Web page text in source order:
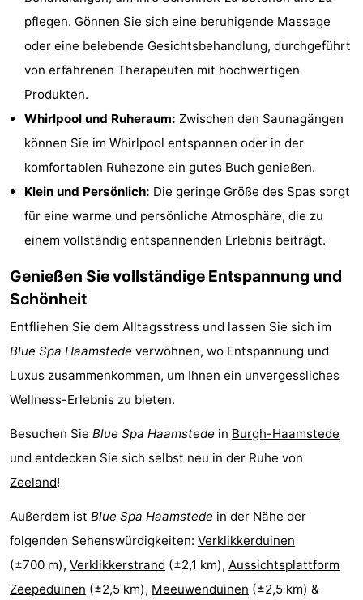
van
Haamstede
Valleien
Soeten
Haert
Wijde
Blick
Zeeland
Village
Zeeuwse
Kust
-
Zonnedorp
’t
Hof
Haamstede
Hotels
Zimmer
Frühstück)
Strand
Sehen
&
tun
-
Museen
-
Denkmäler
-
Kirchen
-
Mühlen
-
Aussichtspunkte
Attraktionen
-
pflegen. Gönnen Sie sich eine beruhigende Massage
oder eine belebende Gesichtsbehandlung, durchgeführt
von erfahrenen Therapeuten mit hochwertigen
Produkten.
Whirlpool und Ruheraum: Zwischen den Saunagängen
können Sie im Whirlpool entspannen oder in der
komfortablen Ruhezone ein gutes Buch genießen.
Klein und Persönlich: Die geringe Größe des Spas sorgt
für eine warme und persönliche Atmosphäre, die zu
einem vollständig entspannenden Erlebnis beiträgt.
Genießen Sie vollständige Entspannung und
Schönheit
Entfliehen Sie dem Alltagsstress und lassen Sie sich im
Blue Spa Haamstede verwöhnen, wo Entspannung und
Luxus zusammenkommen, um Ihnen ein unvergessliches
Wellness-Erlebnis zu bieten.
Besuchen Sie Blue Spa Haamstede in Burgh-Haamstede
und entdecken Sie sich selbst neu in der Ruhe von
Zeeland!
Außerdem ist Blue Spa Haamstede in der Nähe der
folgenden Sehenswürdigkeiten: Verklikkerduinen
(±700 m), Verklikkerstrand (±2,1 km), Aussichtsplattform
Zeepeduinen (±2,5 km), Meeuwenduinen (±2,5 km) &